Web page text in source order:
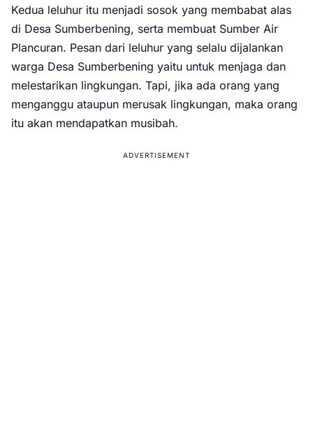
Kedua leluhur itu menjadi sosok yang membabat alas
di Desa Sumberbening, serta membuat Sumber Air
Plancuran. Pesan dari leluhur yang selalu dijalankan
warga Desa Sumberbening yaitu untuk menjaga dan
melestarikan lingkungan. Tapi, jika ada orang yang
menganggu ataupun merusak lingkungan, maka orang
itu akan mendapatkan musibah.
ADVERTISEMENT